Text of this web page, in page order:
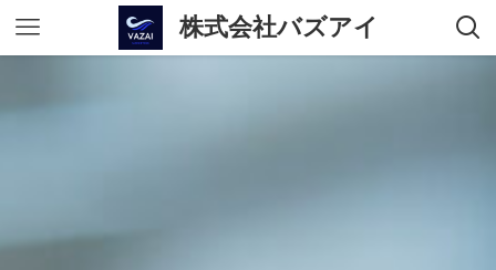
株式会社バズアイ